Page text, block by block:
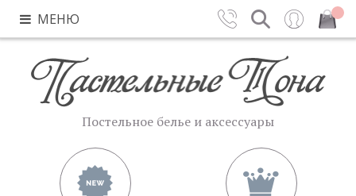
МЕНЮ Вход Закрыть
Постельное белье и аксессуары